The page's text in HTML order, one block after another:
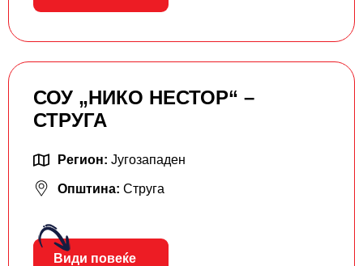
СОУ „НИКО НЕСТОР“ –
СТРУГА
Регион: Југозападен
Општина: Струга
Види повеќе